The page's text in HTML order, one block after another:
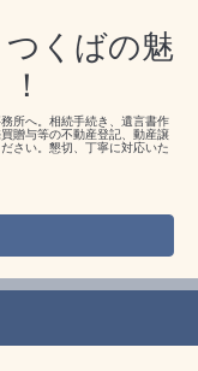
つくばの魅
所へ。相続手続き、遺言書作
贈与等の不動産登記、動産譲
さい。懇切、丁寧に対応いた